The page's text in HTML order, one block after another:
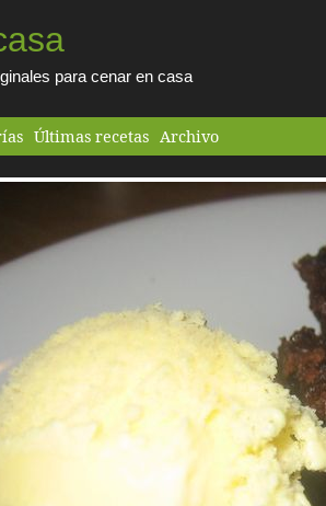
para cenar en casa
Últimas recetas Archivo